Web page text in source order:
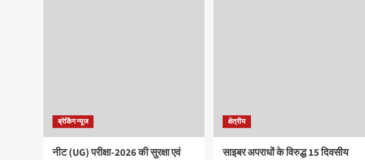
ब्रेकिंग न्यूज
नीट (UG) परीक्षा-2026 की सुरक्षा एवं
क्षेत्रीय
साइबर अपराधों के विरुद्ध 15 दिवसीय